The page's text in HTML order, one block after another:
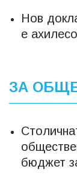
Нов
е
ЗА
бюджет